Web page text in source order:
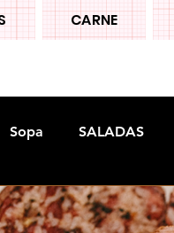
CARNE
Sopa SALADAS
Legumes